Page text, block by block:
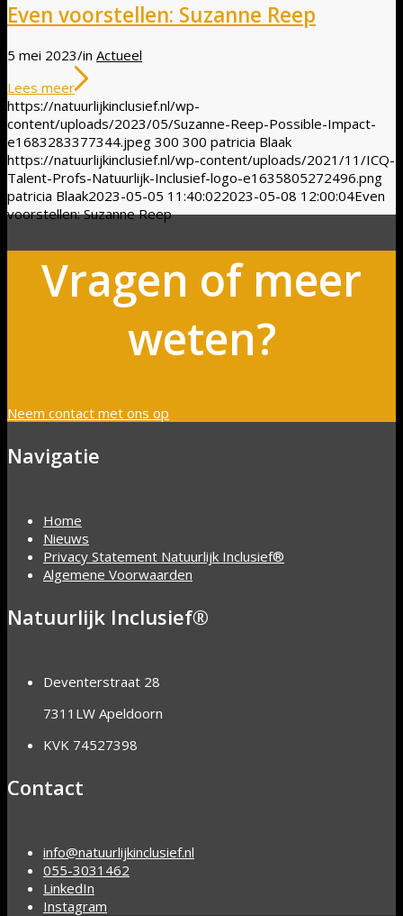
Even voorstellen: Suzanne Reep
5 mei 2023/in Actueel
Lees meer
https://natuurlijkinclusief.nl/wp-
content/uploads/2023/05/Suzanne-Reep-Possible-Impact-
e1683283377344.jpeg 300 300 patricia Blaak
https://natuurlijkinclusief.nl/wp-content/uploads/2021/11/ICQ-
Talent-Profs-Natuurlijk-Inclusief-logo-e1635805272496.png
patricia Blaak2023-05-05 11:40:022023-05-08 12:00:04Even
voorstellen: Suzanne Reep
Vragen of meer
weten?
Neem contact met ons op
Navigatie
Home
Nieuws
Privacy Statement Natuurlijk Inclusief®
Algemene Voorwaarden
Natuurlijk Inclusief®
Deventerstraat 28
7311LW Apeldoorn
KVK 74527398
Contact
info@natuurlijkinclusief.nl
055-3031462
LinkedIn
Instagram